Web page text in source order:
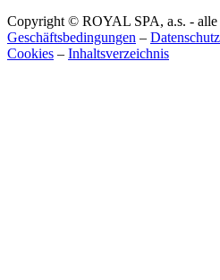
Copyright © ROYAL SPA, a.s. - alle
Geschäftsbedingungen –
Cookies – Inhaltsverzeichnis